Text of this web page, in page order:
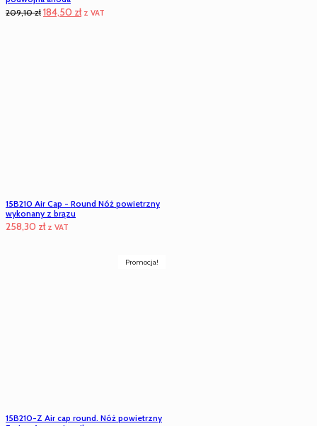
209,10zł Pierwotna
184,50 złAktualna
z VAT
15B210 Air Cap - Round Nóż powietrzny
wykonany z brązu
258,30 zł z VAT
Promocja!
15B210-Z Air cap round. Nóż powietrzny